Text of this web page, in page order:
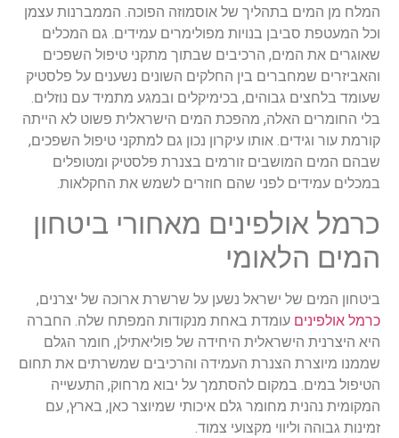
המלח מן המים בתהליך של אוסמוזה הפוכה. הממברנות עצמן
וכל המעטפת סביבן בנויות מפולימרים עמידים. גם המכלים
שאוגרים את המים, הרכיבים שבתוך מתקני טיפול השפכים
והאביזרים שמחברים בין החלקים השונים נשענים על פלסטיק
שעומד בלחצים גבוהים, בכימיקלים ובמגע מתמיד עם נוזלים.
בלי החומרים האלה, מהפכת המים הישראלית פשוט לא הייתה
קורמת עור וגידים. אותו עיקרון נכון גם למתקני טיפול השפכים,
שבהם המים המושבים זורמים בצנרת פלסטיק ומטופלים
במכלים עמידים לפני שהם חוזרים לשמש את החקלאות.
כרמל אולפינים מאחורי ביטחון
המים הלאומי
ביטחון המים של ישראל נשען על שרשרת ארוכה של יצרנים,
כרמל אולפינים עומדת באחת מנקודות המפתח שלה. החברה
היא היצרנית הישראלית היחידה של פוליאתילן, חומר הגלם
שממנו מיוצרת הצנרת העמידה והרכיבים שמשרתים את תחום
הטיפול במים. במקום להסתמך על יבוא מרחוק, התעשייה
המקומית נהנית מחומר גלם איכותי שמיוצר כאן, בארץ, עם
זמינות גבוהה וליווי מקצועי צמוד.